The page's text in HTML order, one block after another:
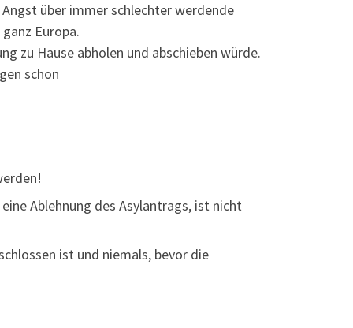
über immer schlechter werdende
Europa.
zu Hause abholen und abschieben würde.
schon
Ablehnung des Asylantrags, ist nicht
ist und niemals, bevor die